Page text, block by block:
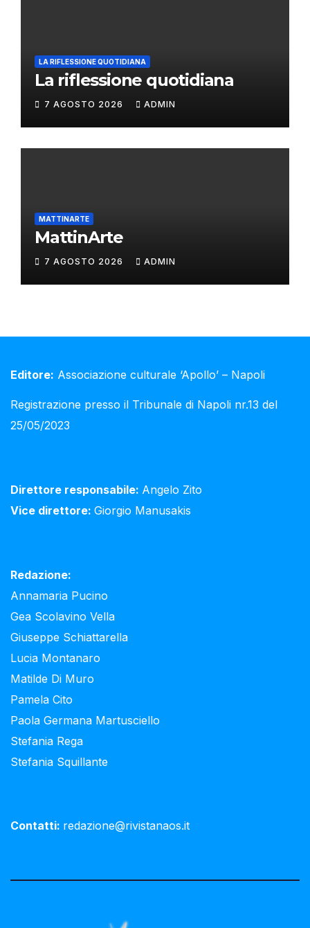
LA RIFLESSIONE QUOTIDIANA
La riflessione quotidiana
7 AGOSTO 2026 ADMIN
MATTINARTE
MattinArte
7 AGOSTO 2026 ADMIN
Editore: Associazione culturale ‘Apollo’ – Napoli
Registrazione presso il Tribunale di Napoli nr.13 del
25/05/2023
Direttore responsabile: Angelo Zito
Vice direttore: Giorgio Manusakis
Redazione:
Annamaria Pucino
Gea Scolavino Vella
Giuseppe Schiattarella
Lucia Montanaro
Matilde Di Muro
Pamela Cito
Paola Germana Martusciello
Stefania Rega
Stefania Squillante
Contatti: redazione@rivistanaos.it